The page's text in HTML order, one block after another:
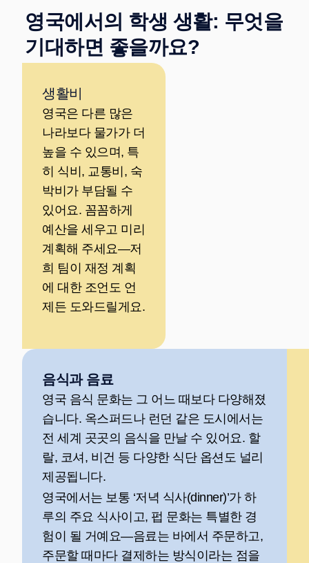
영국에서의 학생 생활: 무엇을
기대하면 좋을까요?
생활비
영국은 다른 많은
나라보다 물가가 더
높을 수 있으며, 특
히 식비, 교통비, 숙
박비가 부담될 수
있어요. 꼼꼼하게
예산을 세우고 미리
계획해 주세요—저
희 팀이 재정 계획
에 대한 조언도 언
제든 도와드릴게요.
음식과 음료
영국 음식 문화는 그 어느 때보다 다양해졌
습니다. 옥스퍼드나 런던 같은 도시에서는
전 세계 곳곳의 음식을 만날 수 있어요. 할
랄, 코셔, 비건 등 다양한 식단 옵션도 널리
제공됩니다.
영국에서는 보통 ‘저녁 식사(dinner)’가 하
루의 주요 식사이고, 펍 문화는 특별한 경
험이 될 거예요—음료는 바에서 주문하고,
주문할 때마다 결제하는 방식이라는 점을